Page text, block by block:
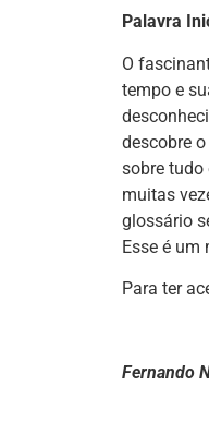
Palavra
O
tempo e
descobre
sobre
muitas
glossário
Esse é
Para ter
Fernando